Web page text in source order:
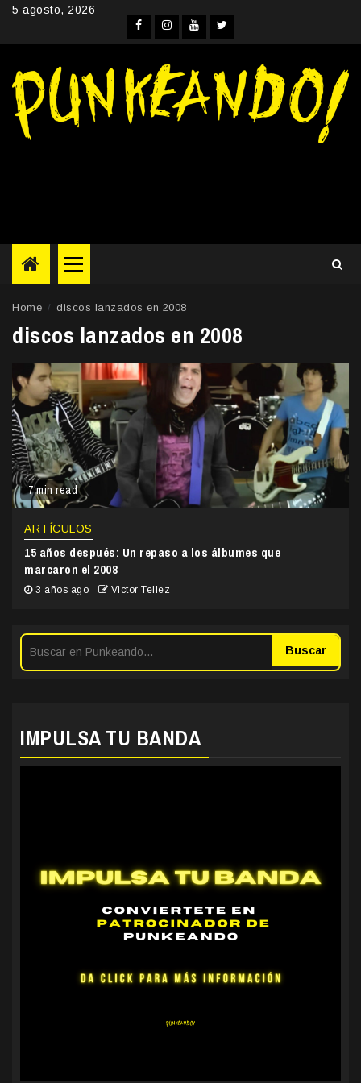
Skip5 agosto, 2026
Facebook
Instagram
YouTube
Twitter
Primary
Menu
Home discos lanzados en 2008
discos lanzados en 2008
7 min read
ARTÍCULOS
15 años después: Un repaso a los álbumes que
marcaron el 2008
3 años ago Victor Tellez
Buscar
IMPULSA TU BANDA